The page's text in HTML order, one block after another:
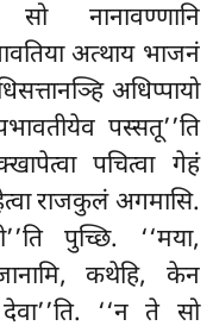
नानावण्णानि
अत्थाय भाजनं
अधिप्पायो
पस्सतू’’ति
पचित्वा गेहं
राजकुलं अगमासि.
पुच्छि. ‘‘मया,
कथेहि, केन
‘‘न ते सो